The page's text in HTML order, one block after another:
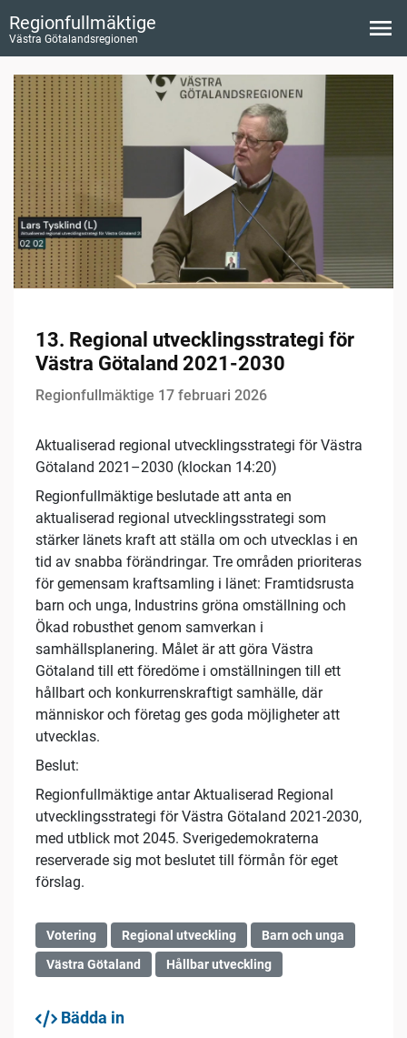
Regionfullmäktige
Västra Götalandsregionen
13. Regional utvecklingsstrategi för
Västra Götaland 2021-2030
Regionfullmäktige 17 februari 2026
Aktualiserad regional utvecklingsstrategi för Västra
Götaland 2021–2030 (klockan 14:20)
Regionfullmäktige beslutade att anta en
aktualiserad regional utvecklingsstrategi som
stärker länets kraft att ställa om och utvecklas i en
tid av snabba förändringar. Tre områden prioriteras
för gemensam kraftsamling i länet: Framtidsrusta
barn och unga, Industrins gröna omställning och
Ökad robusthet genom samverkan i
samhällsplanering. Målet är att göra Västra
Götaland till ett föredöme i omställningen till ett
hållbart och konkurrenskraftigt samhälle, där
människor och företag ges goda möjligheter att
utvecklas.
Beslut:
Regionfullmäktige antar Aktualiserad Regional
utvecklingsstrategi för Västra Götaland 2021-2030,
med utblick mot 2045. Sverigedemokraterna
reserverade sig mot beslutet till förmån för eget
förslag.
Votering Regional utveckling
Barn och unga
Västra Götaland
Hållbar utveckling
Bädda in